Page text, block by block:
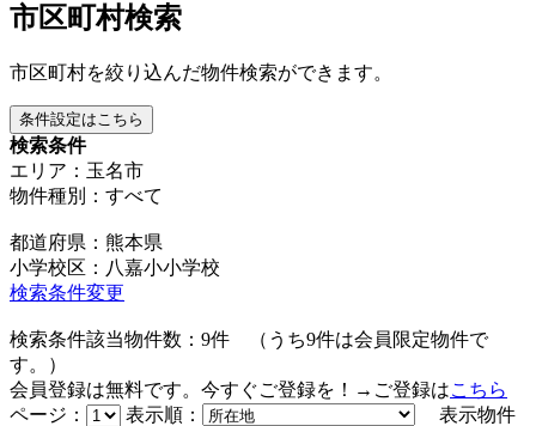
市区町村検索
市区町村を絞り込んだ物件検索ができます。
条件設定はこちら
検索条件
エリア：玉名市
物件種別：すべて
都道府県：熊本県
小学校区：八嘉小小学校
検索条件変更
検索条件該当物件数： 9件 （うち9件は会員限定物件で
す。）
会員登録は無料です。今すぐご登録を！→ご登録はこちら
ページ：
表示順：
表示物件